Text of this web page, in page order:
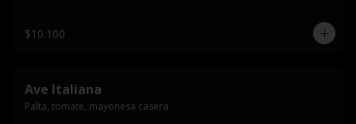
$10.100
Ave Italiana
Palta, tomate, mayonesa casera.